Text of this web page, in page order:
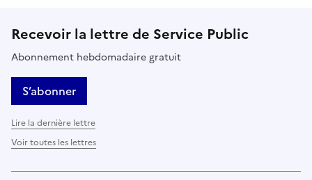
Recevoir la lettre de Service Public
Abonnement hebdomadaire gratuit
S’abonner
Lire la dernière lettre
Voir toutes les lettres